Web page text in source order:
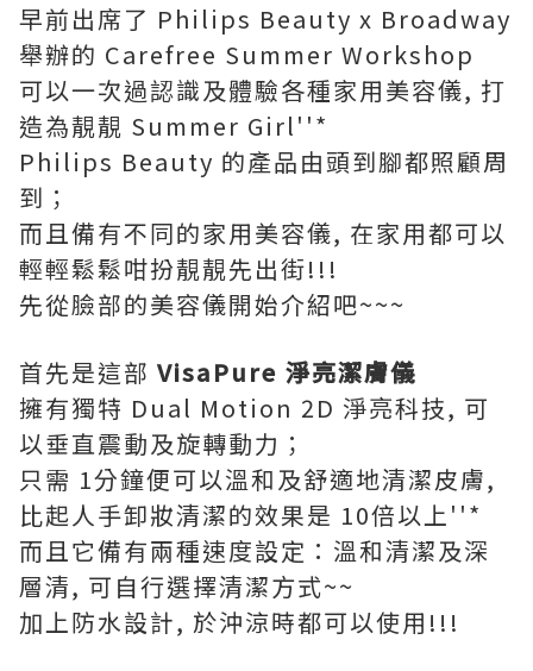
早前出席了 Philips Beauty x Broadway
舉辦的 Carefree Summer Workshop
可以一次過認識及體驗各種家用美容儀, 打
造為靚靚 Summer Girl''*
Philips Beauty 的產品由頭到腳都照顧周
到；
而且備有不同的家用美容儀, 在家用都可以
輕輕鬆鬆咁扮靚靚先出街!!!
先從臉部的美容儀開始介紹吧~~~
首先是這部 VisaPure 淨亮潔膚儀
擁有獨特 Dual Motion 2D 淨亮科技, 可
以垂直震動及旋轉動力；
只需 1分鐘便可以溫和及舒適地清潔皮膚,
比起人手卸妝清潔的效果是 10倍以上''*
而且它備有兩種速度設定：溫和清潔及深
層清, 可自行選擇清潔方式~~
加上防水設計, 於沖涼時都可以使用!!!